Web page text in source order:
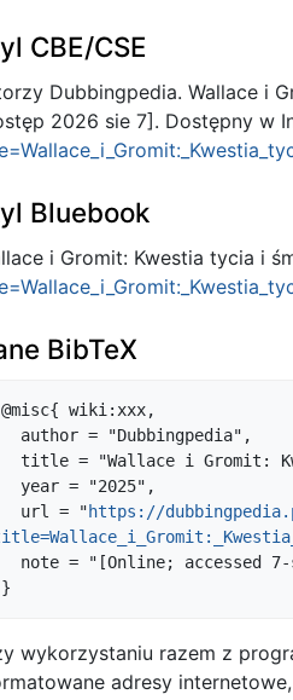
CBE/CSE
Dubbingpedia. Wallace i
2026 sie 7]. Dostępny w
Bluebook
i Gromit: Kwestia tycia i
BibTeX
   url = "
https://
wykorzystaniu razem z
adresy